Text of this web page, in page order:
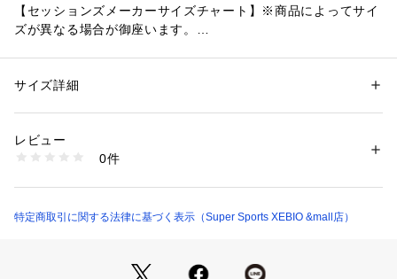
【セッションズメーカーサイズチャート】※商品によってサイ
ズが異なる場合が御座います。
～103cm 身長177～183cm
【袖丈】26cm
●Lサイズ詳細:【着丈】71cm 【肩幅】50cm 【身幅】61cm
【袖丈】28cm
【商品の購入にあたっての注意事項】
性別：メンズ
商品番号：
10882087701 （ショップ）
サイズ詳細
レビュー
0件
特定商取引に関する法律に基づく表示（Super Sports XEBIO &mall店）